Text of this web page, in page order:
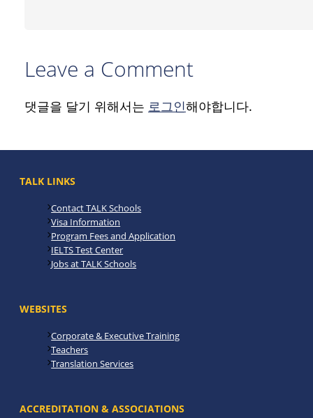
Leave a Comment
댓글을 달기 위해서는 로그인해야합니다.
TALK LINKS
Contact TALK Schools
Visa Information
Program Fees and Application
IELTS Test Center
Jobs at TALK Schools
WEBSITES
Corporate & Executive Training
Teachers
Translation Services
ACCREDITATION & ASSOCIATIONS